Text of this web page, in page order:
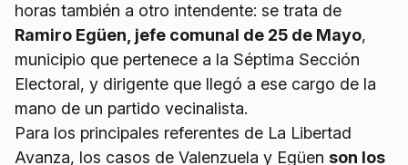
horas también a otro intendente: se trata de
Ramiro Egüen, jefe comunal de 25 de Mayo,
municipio que pertenece a la Séptima Sección
Electoral, y dirigente que llegó a ese cargo de la
mano de un partido vecinalista.
Para los principales referentes de La Libertad
Avanza, los casos de Valenzuela y Egüen son los